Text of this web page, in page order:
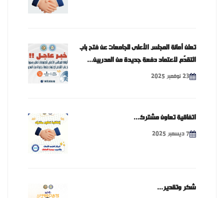
تعلن أمانة المجلس الأعلى للجامعات عن فتح باب
التقدّم لاعتماد دفعة جديدة من المدربين...
23 نوفمبر 2025
اتفاقية تعاون مشترك...
7 ديسمبر 2025
شكر وتقدير...